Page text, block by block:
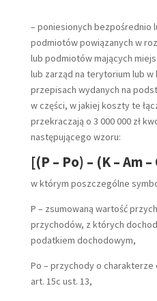
– poniesionych bezpośrednio
podmiotów powiązanych w
lub podmiotów mających
lub zarząd na terytorium lub w
przepisach wydanych na
w części, w jakiej koszty te
przekraczają o 3 000 000 zł
następującego wzoru:
[(P – Po) – (K – Am
w którym poszczególne
P – zsumowaną wartość
przychodów, z których
podatkiem dochodowym,
Po – przychody o
art. 15c ust. 13,